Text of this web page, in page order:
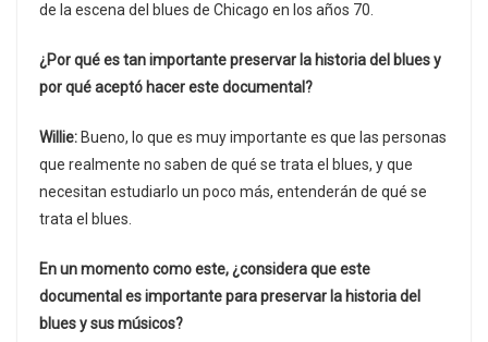
de la escena del blues de Chicago en los años 70.
¿Por qué es tan importante preservar la historia del blues y
por qué aceptó hacer este documental?
Willie: Bueno, lo que es muy importante es que las personas
que realmente no saben de qué se trata el blues, y que
necesitan estudiarlo un poco más, entenderán de qué se
trata el blues.
En un momento como este, ¿considera que este
documental es importante para preservar la historia del
blues y sus músicos?